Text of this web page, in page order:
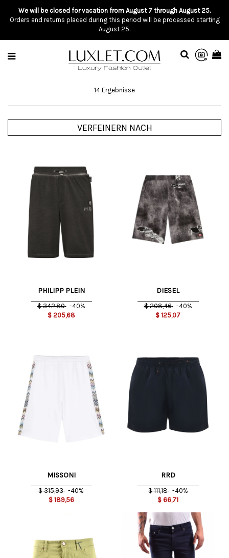
We will be closed for vacation from August 7 through August 25.
Orders and returns placed during this period will be processed starting
August 25.
14 Ergebnisse
VERFEINERN NACH
PHILIPP PLEIN
$ 342,80 -40%
$ 205,68
DIESEL
$ 208,46 -40%
$ 125,07
MISSONI
$ 315,93 -40%
$ 189,56
RRD
$ 111,18 -40%
$ 66,71